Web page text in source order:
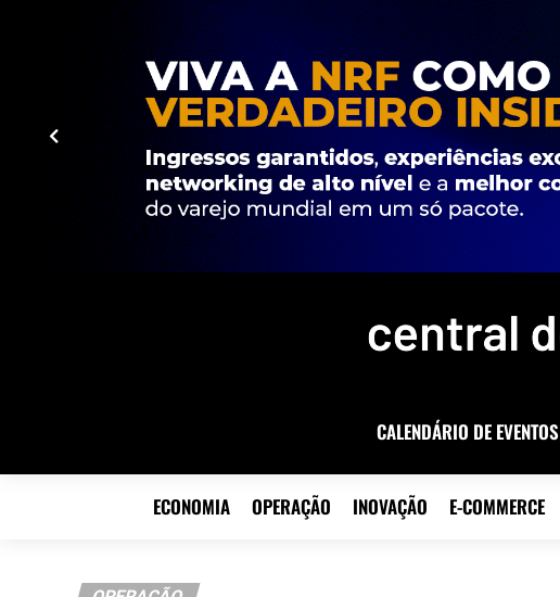
CALENDÁRIO DE EVENTOS
ECONOMIA OPERAÇÃO INOVAÇÃO E-COMMERCE